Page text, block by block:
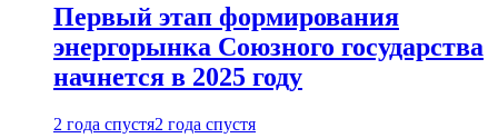
Первый этап формирования
энергорынка Союзного государства
начнется в 2025 году
2 года спустя2 года спустя